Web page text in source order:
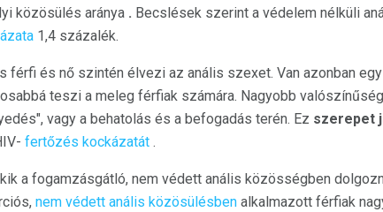
közösülés aránya . Becslések szerint a védelem nélküli
1,4 százalék.
férfi és nő szintén élvezi az anális szexet. Van azonban
teszi a meleg férfiak számára. Nagyobb
vagy a behatolás és a befogadás terén. Ez szerepet
fertőzés kockázatát .
a fogamzásgátló, nem védett anális közösségben
nem védett anális közösülésben alkalmazott férfiak